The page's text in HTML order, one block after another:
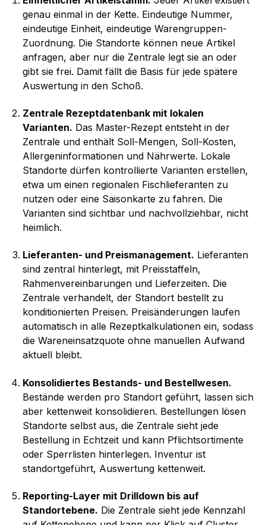
genau einmal in der Kette. Eindeutige Nummer,
eindeutige Einheit, eindeutige Warengruppen-
Zuordnung. Die Standorte können neue Artikel
anfragen, aber nur die Zentrale legt sie an oder
gibt sie frei. Damit fällt die Basis für jede spätere
Auswertung in den Schoß.
Zentrale Rezeptdatenbank mit lokalen
Varianten. Das Master-Rezept entsteht in der
Zentrale und enthält Soll-Mengen, Soll-Kosten,
Allergeninformationen und Nährwerte. Lokale
Standorte dürfen kontrollierte Varianten erstellen,
etwa um einen regionalen Fischlieferanten zu
nutzen oder eine Saisonkarte zu fahren. Die
Varianten sind sichtbar und nachvollziehbar, nicht
heimlich.
Lieferanten- und Preismanagement. Lieferanten
sind zentral hinterlegt, mit Preisstaffeln,
Rahmenvereinbarungen und Lieferzeiten. Die
Zentrale verhandelt, der Standort bestellt zu
konditionierten Preisen. Preisänderungen laufen
automatisch in alle Rezeptkalkulationen ein, sodass
die Wareneinsatzquote ohne manuellen Aufwand
aktuell bleibt.
Konsolidiertes Bestands- und Bestellwesen.
Bestände werden pro Standort geführt, lassen sich
aber kettenweit konsolidieren. Bestellungen lösen
Standorte selbst aus, die Zentrale sieht jede
Bestellung in Echtzeit und kann Pflichtsortimente
oder Sperrlisten hinterlegen. Inventur ist
standortgeführt, Auswertung kettenweit.
Reporting-Layer mit Drilldown bis auf
Standortebene. Die Zentrale sieht jede Kennzahl